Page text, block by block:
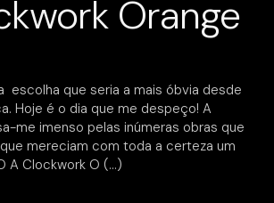
Orange
escolha que seria a mais óbvia desde
Hoje é o dia que me despeço! A
me imenso pelas inúmeras obras que
mereciam com toda a certeza um
A Clockwork O